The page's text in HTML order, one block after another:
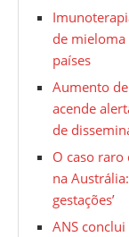
de
países
Aumento
acende
de
O caso raro
na
gestações’
ANS